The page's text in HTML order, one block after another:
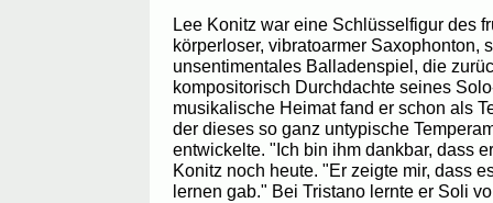
Lee Konitz war eine Schlüsselfigur des
körperloser, vibratoarmer Saxophonton,
unsentimentales Balladenspiel, die
kompositorisch Durchdachte seines
musikalische Heimat fand er schon als
der dieses so ganz untypische
entwickelte. "Ich bin ihm dankbar, dass
Konitz noch heute. "Er zeigte mir, dass
lernen gab." Bei Tristano lernte er Soli